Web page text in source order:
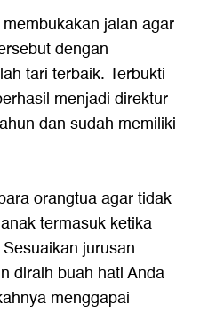
jalan agar
dengan
tari terbaik. Terbukti
menjadi direktur
dan sudah memiliki
orangtua agar tidak
termasuk ketika
jurusan
diraih buah hati Anda
menggapai